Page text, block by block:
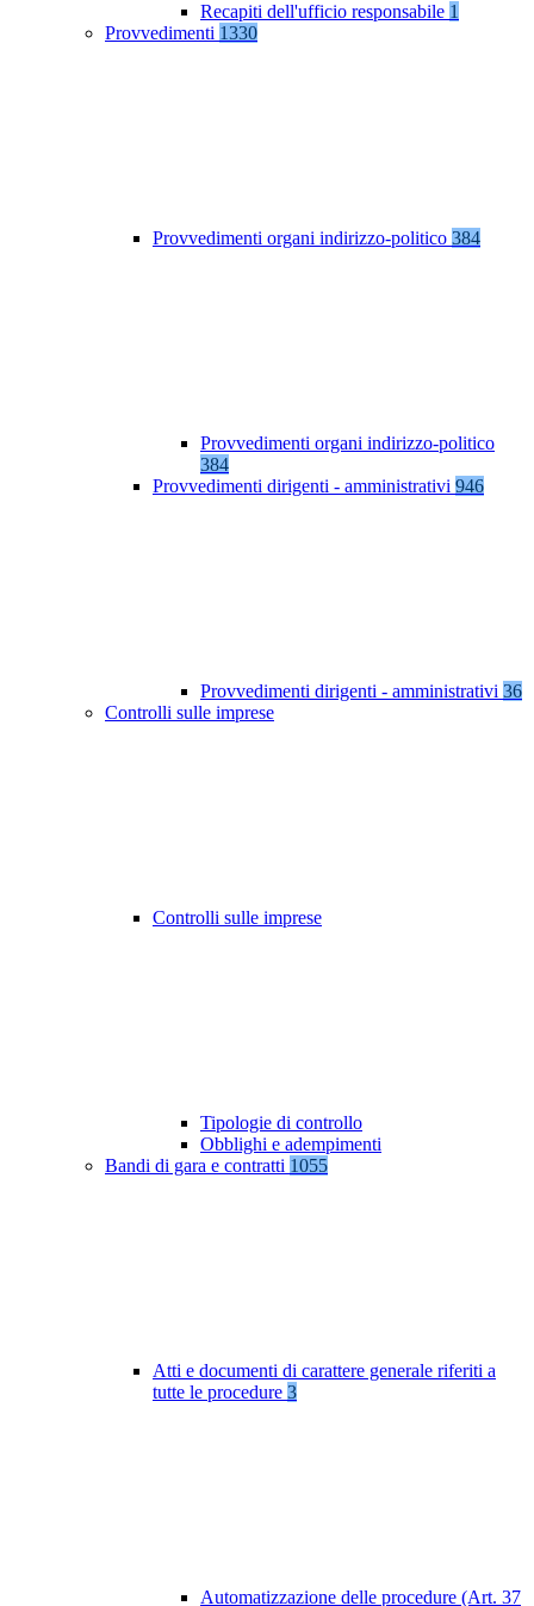
Recapiti dell'ufficio responsabile 1
Provvedimenti 1330
Provvedimenti organi indirizzo-politico 384
Provvedimenti organi indirizzo-politico
384
Provvedimenti dirigenti - amministrativi 946
Provvedimenti dirigenti - amministrativi 36
Controlli sulle imprese
Controlli sulle imprese
Tipologie di controllo
Obblighi e adempimenti
Bandi di gara e contratti 1055
Atti e documenti di carattere generale riferiti a
tutte le procedure 3
Automatizzazione delle procedure (Art. 37